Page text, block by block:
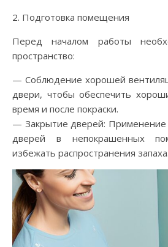
2. Подготовка помещения
Перед началом работы
пространство:
— Соблюдение хорошей
двери, чтобы обеспечить
время и после покраски.
— Закрытие дверей: Применение
дверей в непокрашенных
избежать распространения запаха.